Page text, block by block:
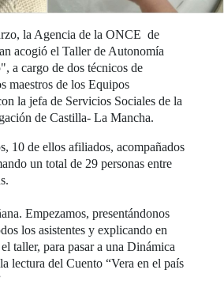
la Agencia de la ONCE de
acogió el Taller de Autonomía
a cargo de dos técnicos de
maestros de los Equipos
la jefa de Servicios Sociales de la
de Castilla- La Mancha.
10 de ellos afiliados, acompañados
un total de 29 personas entre
Empezamos, presentándonos
los asistentes y explicando en
taller, para pasar a una Dinámica
lectura del Cuento “Vera en el país